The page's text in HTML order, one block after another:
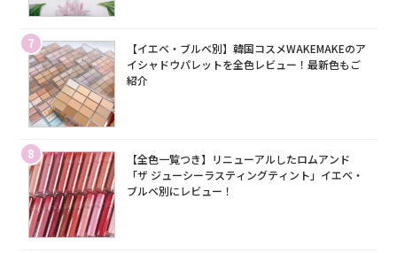
7
【イエベ・ブルベ別】韓国コスメWAKEMAKEのア
イシャドウパレットを全色レビュー！最新色もご
紹介
8
【全色一覧つき】リニューアルしたロムアンド
「ザ ジューシーラスティングティント」イエベ・
ブルベ別にレビュー！